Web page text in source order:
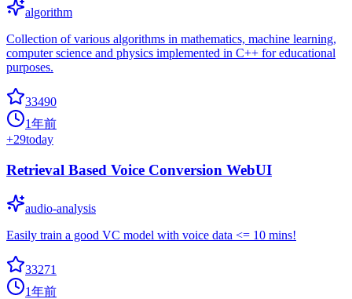
algorithm
Collection of various algorithms in mathematics, machine learning,
computer science and physics implemented in C++ for educational
purposes.
33490
1年前
+29today
Retrieval Based Voice Conversion WebUI
audio-analysis
Easily train a good VC model with voice data <= 10 mins!
33271
1年前